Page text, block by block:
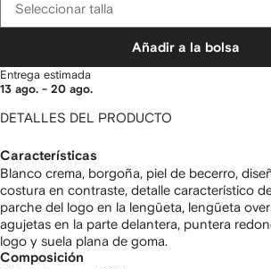
Seleccionar talla
Añadir a la bolsa
Entrega estimada
13 ago. - 20 ago.
DETALLES DEL PRODUCTO
Características
Blanco crema, borgoña, piel de becerro,
costura en contraste, detalle característico
parche del logo en la lengüeta, lengüeta
agujetas en la parte delantera, puntera
logo y suela plana de goma.
Composición